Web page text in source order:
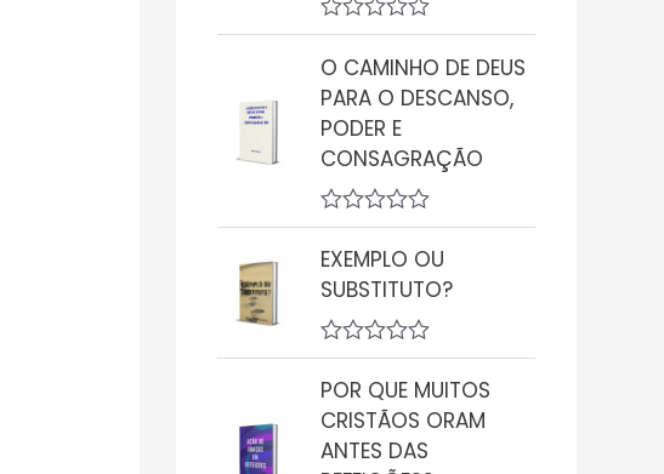
ã
o
d
e
5
A
v
a
l
i
a
ç
o
0
e
5
O CAMINHO DE DEUS
PARA O DESCANSO,
PODER E
CONSAGRAÇÃO
A
v
a
l
a
o
0
d
e
EXEMPLO OU
SUBSTITUTO?
A
v
a
l
i
a
POR QUE MUITOS
CRISTÃOS ORAM
ANTES DAS